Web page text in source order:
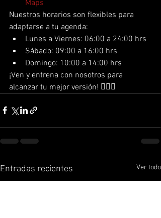
Maps
Nuestros horarios son flexibles para
adaptarse a tu agenda:
Lunes a Viernes: 06:00 a 24:00 hrs
Sábado: 09:00 a 16:00 hrs
Domingo: 10:00 a 14:00 hrs
¡Ven y entrena con nosotros para
alcanzar tu mejor versión! 🏋️‍♂️💪
Entradas recientes Ver todo